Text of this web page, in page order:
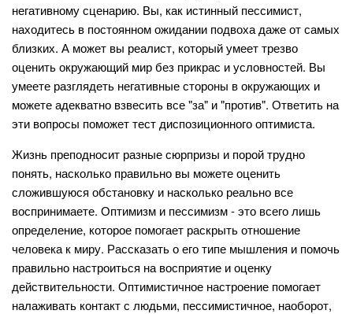
негативному сценарию. Вы, как истинный пессимист,
находитесь в постоянном ожидании подвоха даже от самых
близких. А может вы реалист, который умеет трезво
оценить окружающий мир без прикрас и условностей. Вы
умеете разглядеть негативные стороны в окружающих и
можете адекватно взвесить все "за" и "против". Ответить на
эти вопросы поможет тест диспозиционного оптимиста.
Жизнь преподносит разные сюрпризы и порой трудно
понять, насколько правильно вы можете оценить
сложившуюся обстановку и насколько реально все
воспринимаете. Оптимизм и пессимизм - это всего лишь
определение, которое помогает раскрыть отношение
человека к миру. Рассказать о его типе мышления и помочь
правильно настроиться на восприятие и оценку
действительности. Оптимистичное настроение помогает
налаживать контакт с людьми, пессимистичное, наоборот,